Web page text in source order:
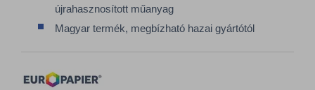
újrahasznosított műanyag
Magyar termék, megbízható hazai gyártótól